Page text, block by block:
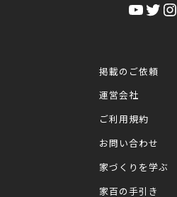
YouTube Twitter Instagram
掲載のご依頼
運営会社
ご利用規約
お問い合わせ
家づくりを学ぶ
家百の手引き